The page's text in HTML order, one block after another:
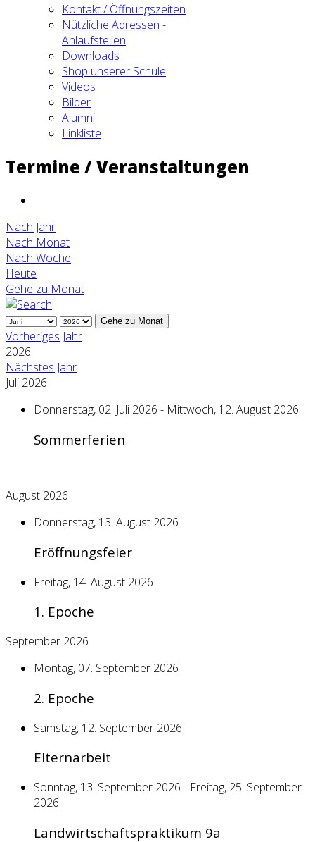
Kontakt / Öffnungszeiten
Nützliche Adressen -
Anlaufstellen
Downloads
Shop unserer Schule
Videos
Bilder
Alumni
Linkliste
Termine / Veranstaltungen
Nach Jahr
Nach Monat
Nach Woche
Heute
Gehe zu Monat
Gehe zu Monat
Vorheriges Jahr
2026
Nächstes Jahr
Juli 2026
Donnerstag, 02. Juli 2026 - Mittwoch, 12. August 2026
Sommerferien
August 2026
Donnerstag, 13. August 2026
Eröffnungsfeier
Freitag, 14. August 2026
1. Epoche
September 2026
Montag, 07. September 2026
2. Epoche
Samstag, 12. September 2026
Elternarbeit
Sonntag, 13. September 2026 - Freitag, 25. September
2026
Landwirtschaftspraktikum 9a